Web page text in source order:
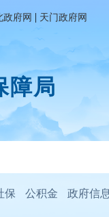
政府网 | 天门政府网
障局
保 公积金 政府信